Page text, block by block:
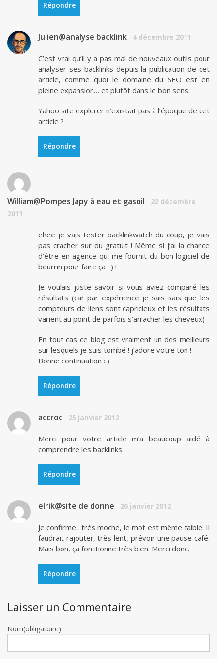
Répondre
Julien@analyse backlink 4 décembre 2011
C’est vrai qu’il y a pas mal de nouveaux outils pour
analyser ses backlinks depuis la publication de cet
article, comme quoi le domaine du SEO est en
pleine expansion… et plutôt dans le bon sens.
Yahoo site explorer n’existait pas à l’époque de cet
article ?
Répondre
William@Pompes Japy à eau et gasoil
22 décembre
2011
ehee je vais tester backlinkwatch du coup, je vais
pas cracher sur du gratuit ! Même si j’ai la chance
d’être en agence qui me fournit du bon logiciel de
bourrin pour faire ça ; ) !
Je voulais juste savoir si vous aviez comparé les
résultats (car par expérience je sais sais que les
compteurs de liens sont capricieux et les résultats
varient au point de parfois s’arracher les cheveux)
En tout cas ce blog est vraiment un des meilleurs
sur lesquels je suis tombé ! j’adore votre ton !
Bonne continuation : )
Répondre
accroc 25 janvier 2012
Merci pour votre article m’a beaucoup aidé à
comprendre les backlinks
Répondre
elrik@site de donne 26 janvier 2012
Je confirme.. très moche, le mot est même faible. Il
faudrait rajouter, très lent, prévoir une pause café.
Mais bon, ça fonctionne très bien. Merci donc.
Répondre
Laisser un Commentaire
Nom(obligatoire)